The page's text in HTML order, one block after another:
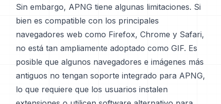
Sin embargo, APNG tiene algunas limitaciones. Si
bien es compatible con los principales
navegadores web como Firefox, Chrome y Safari,
no está tan ampliamente adoptado como GIF. Es
posible que algunos navegadores e imágenes más
antiguos no tengan soporte integrado para APNG,
lo que requiere que los usuarios instalen